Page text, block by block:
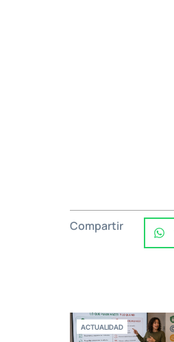
Compartir
ACTUALIDAD